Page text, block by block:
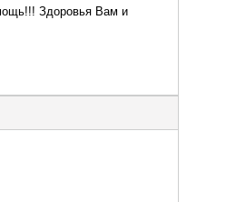
Здоровья Вам и